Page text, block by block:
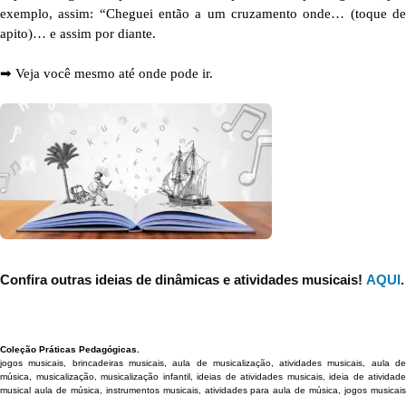
exemplo, assim: “Cheguei então a um cruzamento onde… (toque de
apito)… e assim por diante.
➡︎ Veja você mesmo até onde pode ir.
Confira outras ideias de dinâmicas e atividades musicais! AQUI.
Coleção Práticas Pedagógicas.
jogos musicais, brincadeiras musicais, aula de musicalização, atividades musicais, aula de
música, musicalização, musicalização infantil, ideias de atividades musicais, ideia de atividade
musical aula de música, instrumentos musicais, atividades para aula de música, jogos musicais